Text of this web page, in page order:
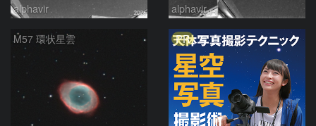
alphavir alphavir
M57 環状星雲 PR